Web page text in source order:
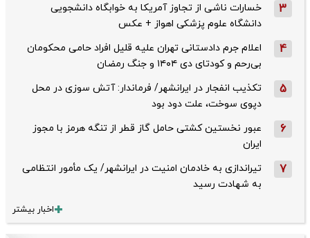
3
خسارات ناشی از تجاوز آمریکا به خوابگاه دانشجویی
دانشگاه علوم پزشکی اهواز + عکس
4
اعلام جرم دادستانی تهران علیه قلیل افراد حامی محکومان
بی‌رحم و کودتای دی‌ ۱۴۰۴ و جنگ رمضان
5
تکذیب ‌انفجار در ایرانشهر/ فرماندار: آتش سوزی در محل
دپوی سوخت، علت دود بود
6
عبور نخستین کشتی حامل گاز قطر از تنگه هرمز با مجوز
ایران
7
تیراندازی به خادمان امنیت در ایرانشهر/ یک مأمور انتظامی
به شهادت رسید
اخبار بیشتر